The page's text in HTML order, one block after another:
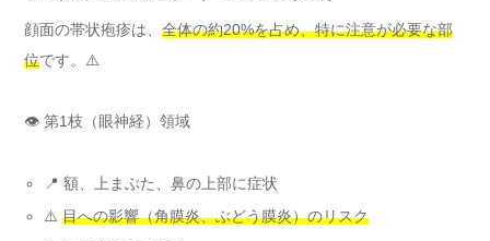
顔面の帯状疱疹は、 全体の約20%を占め、特に注意が必要な部
位です。⚠️
👁️ 第1枝（眼神経）領域
📍 額、上まぶた、鼻の上部に症状
⚠️目への影響（角膜炎、ぶどう膜炎）のリスク